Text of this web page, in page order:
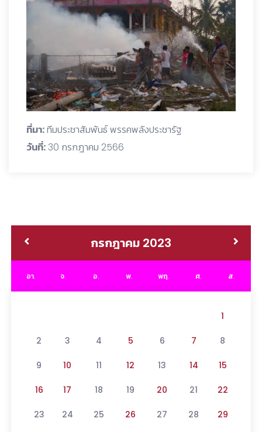
ที่มา:ทีมประชาสัมพันธ์ พรรคพลังประชารัฐ
วันที่:30 กรกฎาคม 2566
กรกฎาคม 2023
อา. จ. อ. พ. พฤ. ศ. ส.
1
2 3 4 5 6 7 8
9 10 11 12 13 14 15
16 17 18 19 20 21 22
23 24 25 26 27 28 29